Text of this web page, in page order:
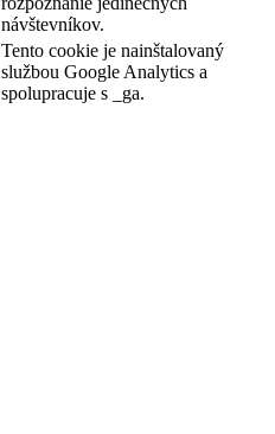
návštevníkov.
Tento cookie je nainštalovaný
službou Google Analytics a
spolupracuje s _ga.